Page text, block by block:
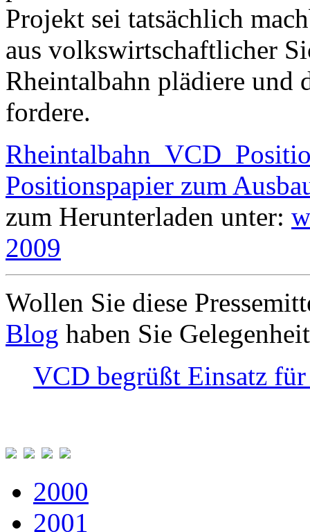
Projekt sei tat­säch­lich
aus volks­wirt­schaft­licher
Rheintalbahn plädiere und
fordere.
Positionspapier zum
zum Herunterladen unter:
2009
Wollen Sie diese
Blog haben Sie
VCD begrüßt Einsatz
2000
2001